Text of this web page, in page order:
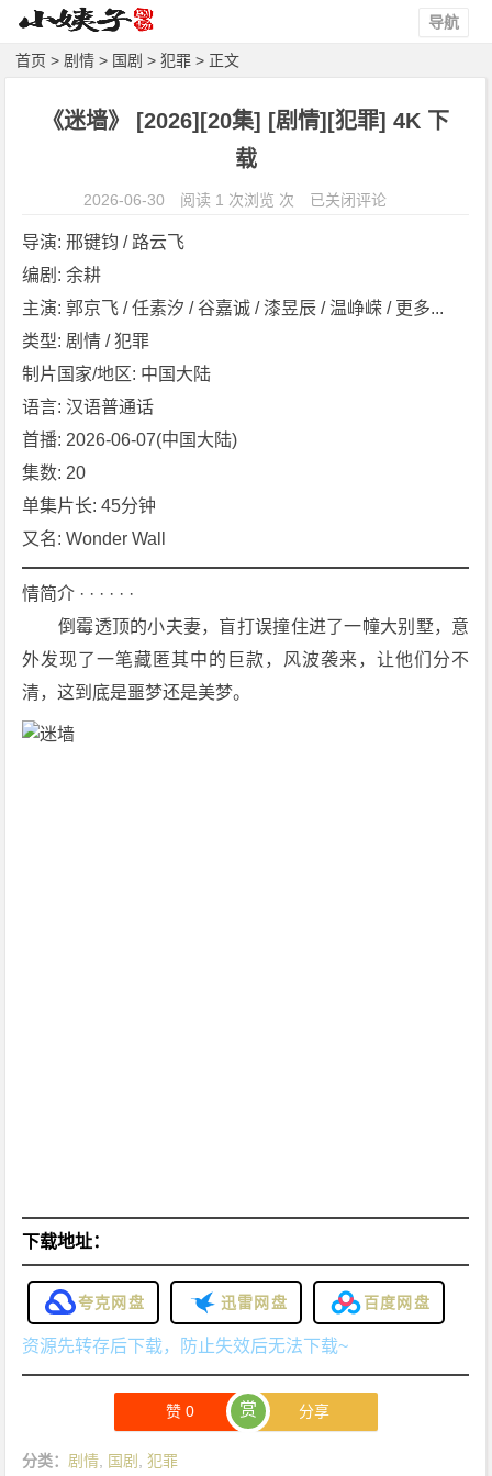
导航
首页 > 剧情 > 国剧 >犯罪 > 正文
《迷墙》 [2026][20集] [剧情][犯罪] 4K 下
载
2026-06-30 阅读 1 次浏览 次
《迷
2
载
已关闭评论
导演: 邢键钧 / 路云飞
编剧: 余耕
主演: 郭京飞 / 任素汐 / 谷嘉诚 / 漆昱辰 / 温峥嵘 / 更多...
类型: 剧情 / 犯罪
制片国家/地区: 中国大陆
语言: 汉语普通话
首播: 2026-06-07(中国大陆)
集数: 20
单集片长: 45分钟
又名: Wonder Wall
情简介 · · · · · ·
倒霉透顶的小夫妻，盲打误撞住进了一幢大别墅，意
外发现了一笔藏匿其中的巨款，风波袭来，让他们分不
清，这到底是噩梦还是美梦。
下载地址：
夸克网盘 迅雷网盘 百度网盘
资源先转存后下载，防止失效后无法下载~
赞0 赏 分享
分类： 剧情 国剧 ,犯罪